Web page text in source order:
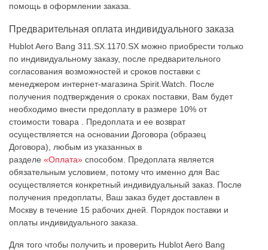
помощь в оформлении заказа.
Предварительная оплата индивидуального заказа
Hublot Aero Bang 311.SX.1170.SX можно приобрести только
по индивидуальному заказу, после предварительного
согласования возможностей и сроков поставки с
менеджером интернет-магазина Spirit.Watch. После
получения подтверждения о сроках поставки, Вам будет
необходимо внести предоплату в размере 10% от
стоимости товара . Предоплата и ее возврат
осуществляется на основании Договора (образец
Договора), любым из указанных в
разделе «Оплата» способом. Предоплата является
обязательным условием, потому что именно для Вас
осуществляется конкретный индивидуальный заказ. После
получения предоплаты, Ваш заказ будет доставлен в
Москву в течение 15 рабочих дней. Порядок поставки и
оплаты индивидуального заказа.
Для того чтобы получить и проверить Hublot Aero Bang